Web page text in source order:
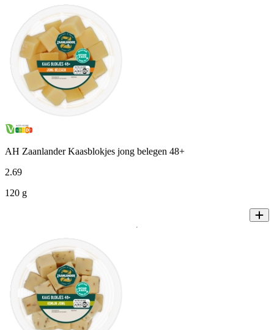
AH Zaanlander Kaasblokjes jong belegen 48+
2.69
120 g